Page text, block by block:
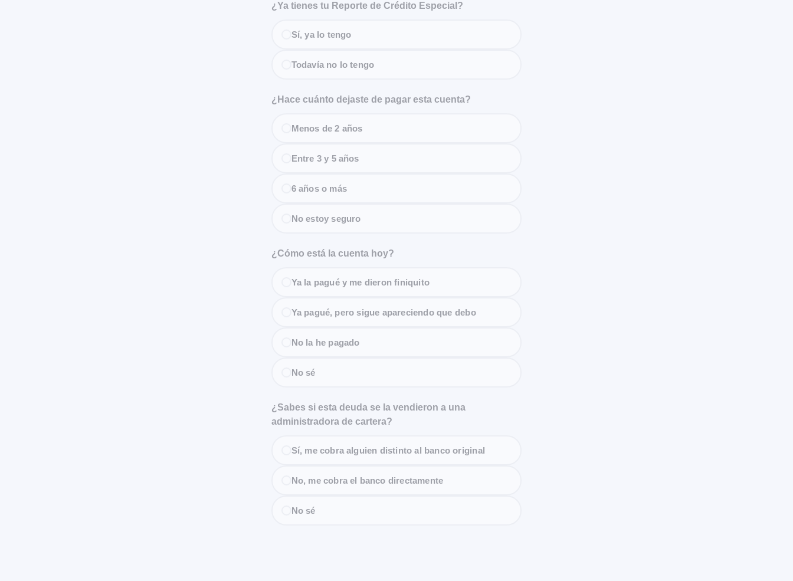
¿Ya tienes tu Reporte de Crédito Especial?
Sí, ya lo tengo
Todavía no lo tengo
¿Hace cuánto dejaste de pagar esta cuenta?
Menos de 2 años
Entre 3 y 5 años
6 años o más
No estoy seguro
¿Cómo está la cuenta hoy?
Ya la pagué y me dieron finiquito
Ya pagué, pero sigue apareciendo que debo
No la he pagado
No sé
¿Sabes si esta deuda se la vendieron a una
administradora de cartera?
Sí, me cobra alguien distinto al banco original
No, me cobra el banco directamente
No sé